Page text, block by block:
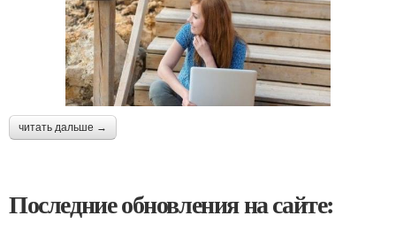
читать дальше →
Последние обновления на сайте: